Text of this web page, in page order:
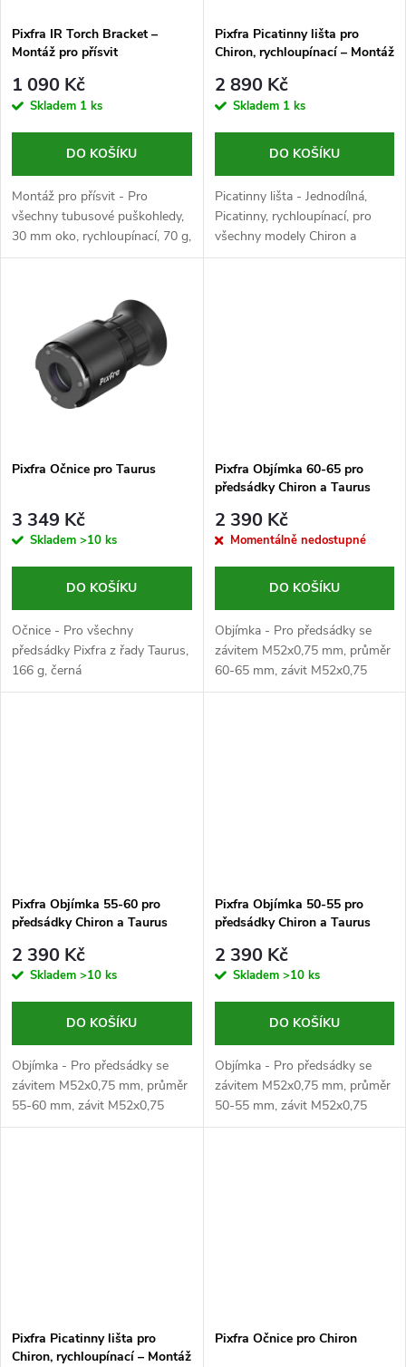
p
r
o
d
u
s
p
r
d
u
Pixfra IR Torch Bracket –
Montáž pro přísvit
1 090 Kč
Skladem 1 ks
DO KOŠÍKU
Montáž pro přísvit - Pro
všechny tubusové puškohledy,
30 mm oko, rychloupínací, 70 g,
černá
Pixfra Picatinny lišta pro
Chiron, rychloupínací – Montáž
2 890 Kč
Skladem 1 ks
DO KOŠÍKU
Picatinny lišta - Jednodílná,
Picatinny, rychloupínací, pro
všechny modely Chiron a
Chiron LRF, 152 g, černá
Pixfra Očnice pro Taurus
3 349 Kč
Skladem >10 ks
DO KOŠÍKU
Očnice - Pro všechny
předsádky Pixfra z řady Taurus,
166 g, černá
Pixfra Objímka 60-65 pro
předsádky Chiron a Taurus
2 390 Kč
Momentálně nedostupné
DO KOŠÍKU
Objímka - Pro předsádky se
závitem M52x0,75 mm, průměr
60-65 mm, závit M52x0,75
mm, černá
Pixfra Objímka 55-60 pro
předsádky Chiron a Taurus
2 390 Kč
Skladem >10 ks
DO KOŠÍKU
Objímka - Pro předsádky se
závitem M52x0,75 mm, průměr
55-60 mm, závit M52x0,75
mm, černá
Pixfra Objímka 50-55 pro
předsádky Chiron a Taurus
2 390 Kč
Skladem >10 ks
DO KOŠÍKU
Objímka - Pro předsádky se
závitem M52x0,75 mm, průměr
50-55 mm, závit M52x0,75
mm, černá
Pixfra Picatinny lišta pro
Chiron, rychloupínací – Montáž
Pixfra Očnice pro Chiron